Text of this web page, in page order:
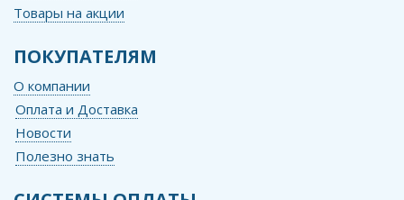
Товары на акции
ПОКУПАТЕЛЯМ
О компании
Оплата и Доставка
Новости
Полезно знать